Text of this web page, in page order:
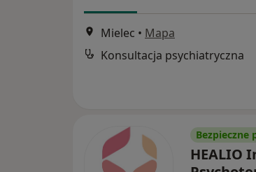
Mielec • Mapa
Konsultacja psychiatryczna
Bezpieczne
HEALIO